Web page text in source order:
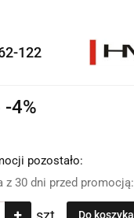
122
-4%
pozostało:
z 30 dni przed promocją:
Do koszyka